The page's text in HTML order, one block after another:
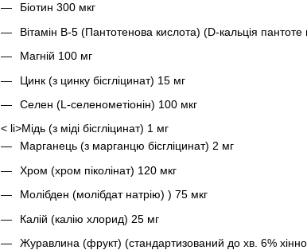
Біотин 300 мкг
Вітамін В-5 (Пантотенова кислота) (D-кальція
Магній 100 мг
Цинк (з цинку бісгліцинат) 15 мг
Селен (L-селенометіонін) 100 мкг
< li>Мідь (з міді бісгліцинат) 1 мг
Марганець (з марганцю бісгліцинат) 2 мг
Хром (хром піколінат) 120 мкг
Молібден (молібдат натрію) ) 75 мкг
Калій (калію хлорид) 25 мг
Журавлина (фрукт) (стандартизований до хв. 6%